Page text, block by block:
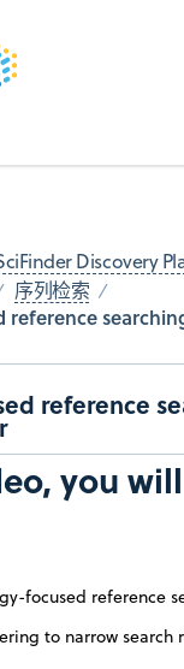
Discovery
序列检索
reference
reference
you
focused reference
to narrow search